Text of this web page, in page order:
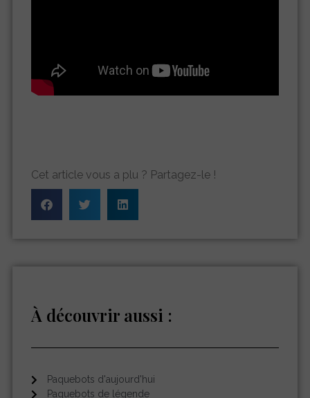
Cet article vous a plu ? Partagez-le !
À découvrir aussi :
Paquebots d'aujourd'hui
Paquebots de légende